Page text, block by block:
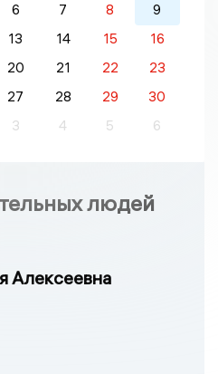
6 7 8
9
13 14 15
16
20 21 22
23
27 28 29
30
3 4 5 6
людей
Алексеевна